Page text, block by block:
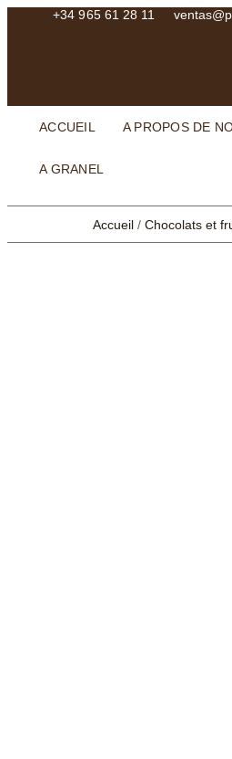
+34 965 61 28 11
ACCUEIL A PROPOS DE
A GRANEL
Accueil / Chocolats et